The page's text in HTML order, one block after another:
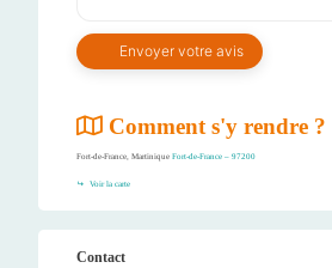
Comment s'y rendre ?
Fort-de-France, Martinique Fort-de-France – 97200
Voir la carte
Contact